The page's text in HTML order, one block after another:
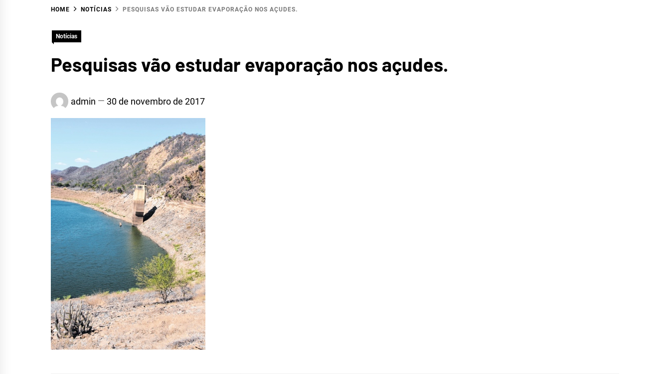
HIDROGRÁFICA DO
HOME NOTÍCIAS PESQUISAS VÃO ESTUDAR EVAPORAÇÃO NOS AÇUDES.
Notícias
Pesquisas vão estudar evaporação nos açudes.
admin 30 de novembro de 2017